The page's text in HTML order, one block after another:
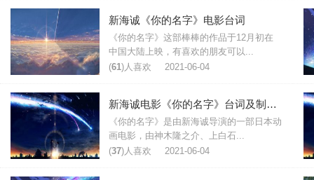
新海诚《你的名字》电影台词
《你的名字》这部棒棒的作品于12月初在
中国大陆上映，有喜欢的朋友可以...
(61)人喜欢 2021-06-04
新海诚电影《你的名字》台词及制作花絮
《你的名字》是由新海诚导演的一部日本动
画电影，由神木隆之介、上白石...
(37)人喜欢 2021-06-04